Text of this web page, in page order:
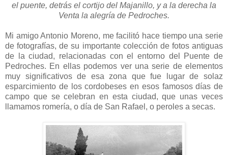
el puente, detrás el cortijo del Majanillo, y a la derecha la
Venta la alegría de Pedroches.
Mi amigo Antonio Moreno, me facilitó hace tiempo una serie
de fotografías, de su importante colección de fotos antiguas
de la ciudad, relacionadas con el entorno del Puente de
Pedroches. En ellas podemos ver una serie de elementos
muy significativos de esa zona que fue lugar de solaz
esparcimiento de los cordobeses en esos famosos días de
campo que se celebran en esta ciudad, que unas veces
llamamos romería, o día de San Rafael, o peroles a secas.